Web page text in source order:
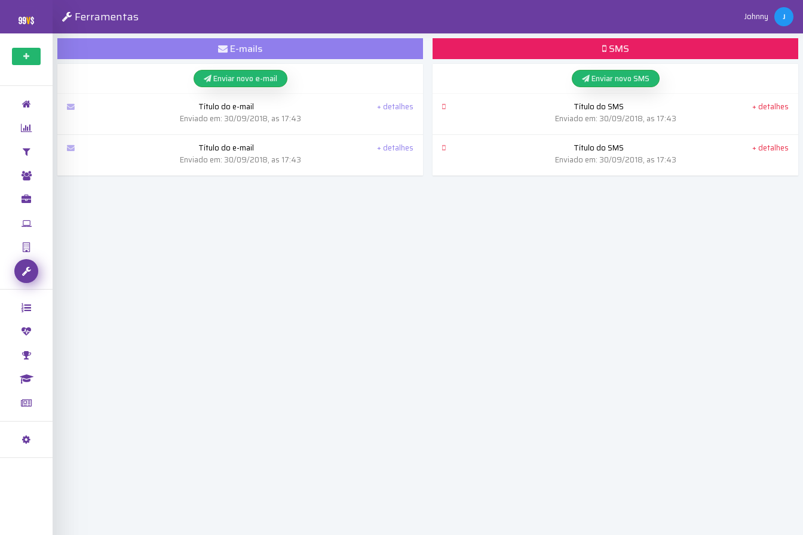
Ferramentas Johnny J
E-mails
Enviar novo e-mail
Título do e-mail
+ detalhes
Enviado em: 30/09/2018, as 17:43
Título do e-mail
+ detalhes
Enviado em: 30/09/2018, as 17:43
SMS
Enviar novo SMS
Título do SMS
+ detalhes
Enviado em: 30/09/2018, as 17:43
Título do SMS
+ detalhes
Enviado em: 30/09/2018, as 17:43